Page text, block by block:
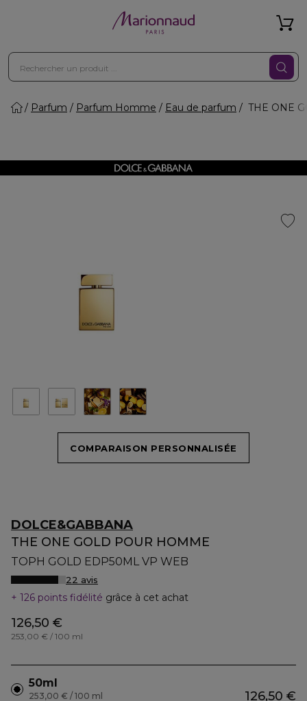
Parfum Parfum Homme Eau de parfum THE ONE
COMPARAISON PERSONNALISÉE
DOLCE&GABBANA
THE ONE GOLD POUR HOMME
TOPH GOLD EDP50ML VP WEB
22 avis
126 points fidélité grâce à cet achat
126,50 €
253,00 € / 100 ml
50ml
126,50 €
253,00 € / 100 ml